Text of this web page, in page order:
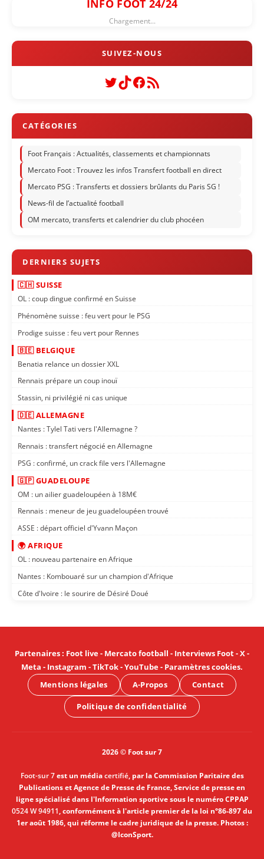
INFO FOOT 24/24
Chargement...
Twitter
TikTok
Facebook
Flux RSS
Foot Français : Actualités, classements et championnats
Mercato Foot : Trouvez les infos Transfert football en direct
Mercato PSG : Transferts et dossiers brûlants du Paris SG !
News-fil de l’actualité football
OM mercato, transferts et calendrier du club phocéen
🇨🇭 SUISSE
OL : coup dingue confirmé en Suisse
Phénomène suisse : feu vert pour le PSG
Prodige suisse : feu vert pour Rennes
🇧🇪 BELGIQUE
Benatia relance un dossier XXL
Rennais prépare un coup inouï
Stassin, ni privilégié ni cas unique
🇩🇪 ALLEMAGNE
Nantes : Tylel Tati vers l'Allemagne ?
Rennais : transfert négocié en Allemagne
PSG : confirmé, un crack file vers l'Allemagne
🇬🇵 GUADELOUPE
OM : un ailier guadeloupéen à 18M€
Rennais : meneur de jeu guadeloupéen trouvé
ASSE : départ officiel d'Yvann Maçon
🌍 AFRIQUE
OL : nouveau partenaire en Afrique
Nantes : Kombouaré sur un champion d'Afrique
Côte d'Ivoire : le sourire de Désiré Doué
Partenaires: Foot live- Mercato football - Interviews Foot-X-
Meta - Instagram -TikTok-YouTube- Paramètres cookies.
Mentions légales
A-Propos Contact
Politique de confidentialité
2026 © Foot sur 7
Foot-sur 7est un médiacertifié, par la Commission Paritaire des
Publications et Agence de Presse de France, Service de presse en
ligne spécialisé dans l'Information sportive sous le numéro CPPAP
0524 W 94911, conformément à l'article premier de la loi n°86-897 du
1er août 1986, qui réforme le cadre juridique de la presse. Photos :
@IconSport.